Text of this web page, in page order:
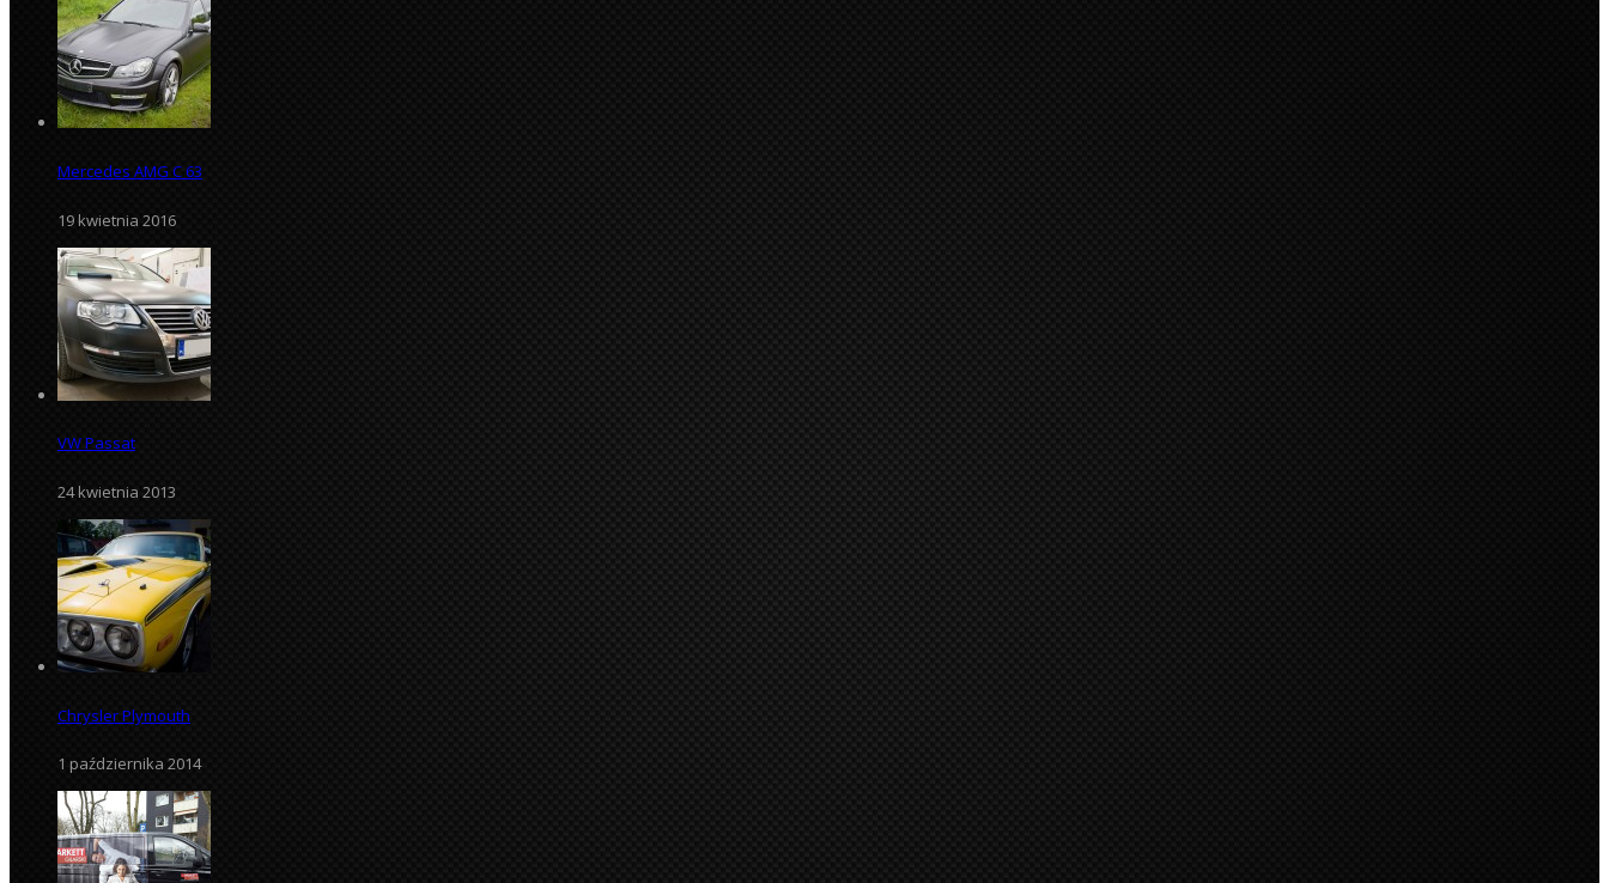
Mercedes AMG C 63
19 kwietnia 2016
VW Passat
24 kwietnia 2013
Chrysler Plymouth
1 października 2014